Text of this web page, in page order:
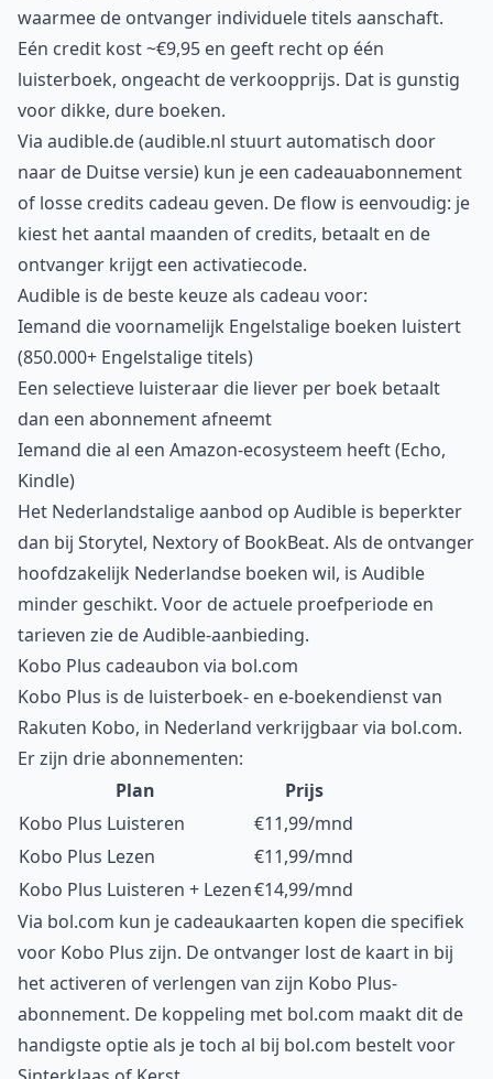
waarmee de ontvanger individuele titels aanschaft.
Eén credit kost ~€9,95 en geeft recht op één
luisterboek, ongeacht de verkoopprijs. Dat is gunstig
voor dikke, dure boeken.
Via audible.de (audible.nl stuurt automatisch door
naar de Duitse versie) kun je een cadeauabonnement
of losse credits cadeau geven. De flow is eenvoudig: je
kiest het aantal maanden of credits, betaalt en de
ontvanger krijgt een activatiecode.
Audible is de beste keuze als cadeau voor:
Iemand die voornamelijk Engelstalige boeken luistert
(850.000+ Engelstalige titels)
Een selectieve luisteraar die liever per boek betaalt
dan een abonnement afneemt
Iemand die al een Amazon-ecosysteem heeft (Echo,
Kindle)
Het Nederlandstalige aanbod op Audible is beperkter
dan bij Storytel, Nextory of BookBeat. Als de ontvanger
hoofdzakelijk Nederlandse boeken wil, is Audible
minder geschikt. Voor de actuele proefperiode en
tarieven zie deAudible-aanbieding.
Kobo Plus cadeaubon via bol.com
Kobo Plus is de luisterboek- en e-boekendienst van
Rakuten Kobo, in Nederland verkrijgbaar via bol.com.
Er zijn drie abonnementen:
Plan
Prijs
Kobo Plus Luisteren
€11,99/mnd
Kobo Plus Lezen
€11,99/mnd
Kobo Plus Luisteren + Lezen€14,99/mnd
Via bol.com kun je cadeaukaarten kopen die specifiek
voor Kobo Plus zijn. De ontvanger lost de kaart in bij
het activeren of verlengen van zijn Kobo Plus-
abonnement. De koppeling met bol.com maakt dit de
handigste optie als je toch al bij bol.com bestelt voor